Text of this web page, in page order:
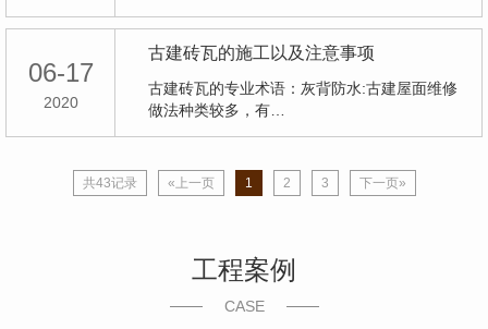
06-17
2020
古建砖瓦的施工以及注意事项
古建砖瓦的专业术语：灰背防水:古建屋面维修
做法种类较多，有…
共43记录 «上一页 1 2 3 下一页»
工程案例
CASE